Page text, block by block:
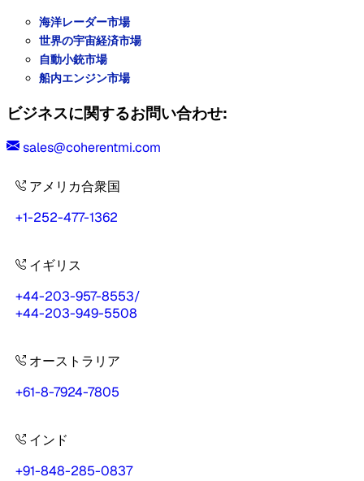
海洋レーダー市場
世界の宇宙経済市場
自動小銃市場
船内エンジン市場
ビジネスに関するお問い合わせ:
sales@coherentmi.com
アメリカ合衆国
+1-252-477-1362
イギリス
+44-203-957-8553/
+44-203-949-5508
オーストラリア
+61-8-7924-7805
インド
+91-848-285-0837